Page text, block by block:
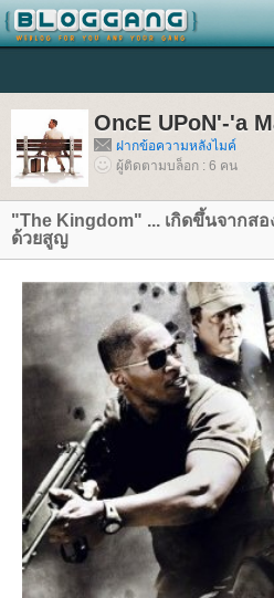
OncE UPoN'-'a
ฝากข้อความหลังไมค์
ผู้ติดตามบล็อก : 6 คน
"The Kingdom" ... เกิดขึ้นจากส
ด้วยสูญ